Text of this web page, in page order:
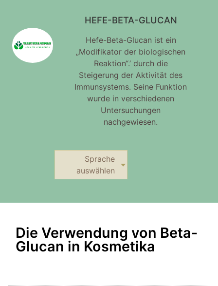
HEFE-BETA-GLUCAN
Hefe-Beta-Glucan ist ein
„Modifikator der biologischen
Reaktion“.’ durch die
Steigerung der Aktivität des
Immunsystems. Seine Funktion
wurde in verschiedenen
Untersuchungen
nachgewiesen.
Sprache
auswählen
Die Verwendung von Beta-
Glucan in Kosmetika